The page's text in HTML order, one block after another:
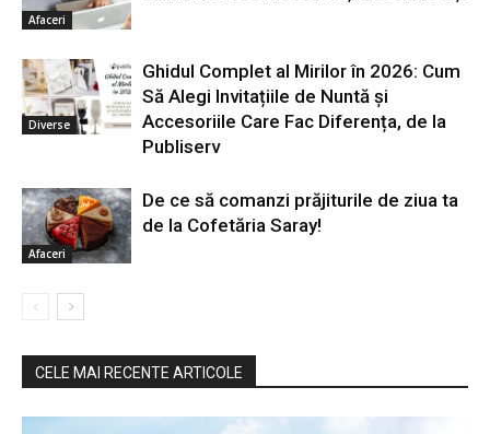
Afaceri
Diverse
Ghidul Complet al Mirilor în 2026: Cum
Să Alegi Invitațiile de Nuntă și
Accesoriile Care Fac Diferența, de la
Publiserv
Afaceri
De ce să comanzi prăjiturile de ziua ta
de la Cofetăria Saray!
CELE MAI RECENTE ARTICOLE